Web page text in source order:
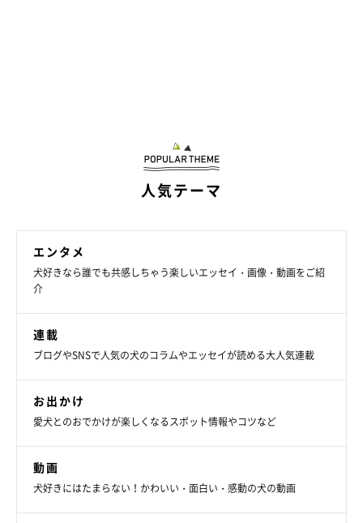
人気テーマ
エンタメ
犬好きなら誰でも共感しちゃう楽しいエッセイ・画像・動画をご紹
介
連載
ブログやSNSで人気の犬のコラムやエッセイが読める大人気連載
お出かけ
愛犬とのおでかけが楽しくなるスポット情報やコツなど
動画
犬好きにはたまらない！かわいい・面白い・感動の犬の動画